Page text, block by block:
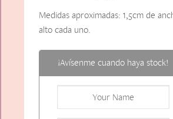
Medidas aproximadas: 1,5cm de
alto cada uno.
¡Avísenme cuando haya stock!